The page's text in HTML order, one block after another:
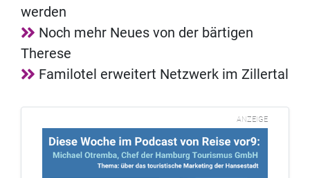
werden
Noch mehr Neues von der bärtigen
Therese
Familotel erweitert Netzwerk im Zillertal
ANZEIGE